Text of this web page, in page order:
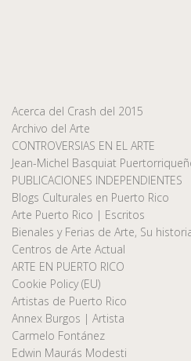
Acerca del Crash del 2015
Archivo del Arte
CONTROVERSIAS EN EL ARTE
Jean-Michel Basquiat
PUBLICACIONES INDEPENDIENTES
Blogs Culturales en Puerto Rico
Arte Puerto Rico | Escritos
Bienales y Ferias de Arte, Su
Centros de Arte Actual
ARTE EN PUERTO RICO
Cookie Policy (EU)
Artistas de Puerto Rico
Annex Burgos | Artista
Carmelo Fontánez
Edwin Maurás Modesti